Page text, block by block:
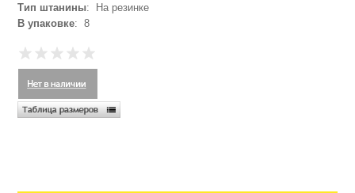
Тип штанины: На резинке
В упаковке: 8